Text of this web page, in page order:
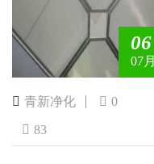
06
07月
青新净化 0
83